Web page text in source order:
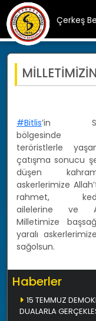
Çerkeş
Haberler
15 TEMMUZ
DUALARLA
#Bitlis’in
bölgesinde
teröristlerle
çatışma sonucu
düşen
askerlerimize
rahmet,
ailelerine ve
Milletimize
yaralı
sağolsun.